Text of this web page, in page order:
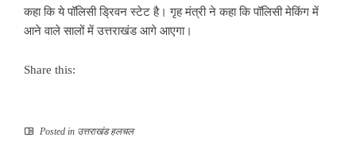
कहा कि ये पॉलिसी ड्रिवन स्टेट है। गृह मंत्री ने कहा कि पॉलिसी मेकिंग में
आने वाले सालों में उत्तराखंड आगे आएगा।
Share this:
Posted in उत्तराखंड हलचल